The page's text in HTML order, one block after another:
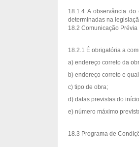
18.1.4 A observância
determinadas na
18.2 Comunicação Prévia
18.2.1 É obrigatória a
a) endereço correto da
b) endereço correto e
c) tipo de obra;
d) datas previstas do
e) número máximo
18.3 Programa de